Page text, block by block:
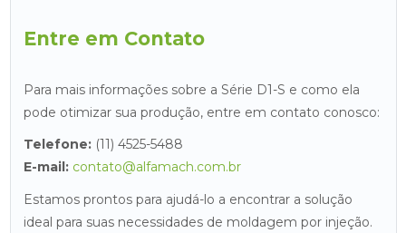
Entre em Contato
Para mais informações sobre a Série D1-S e como ela
pode otimizar sua produção, entre em contato conosco:
Telefone:(11) 4525-5488
E-mail: contato@alfamach.com.br
Estamos prontos para ajudá-lo a encontrar a solução
ideal para suas necessidades de moldagem por injeção.